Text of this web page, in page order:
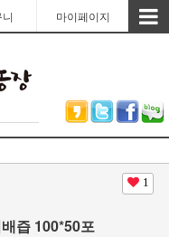
마이페이지
1
즙 100*50포